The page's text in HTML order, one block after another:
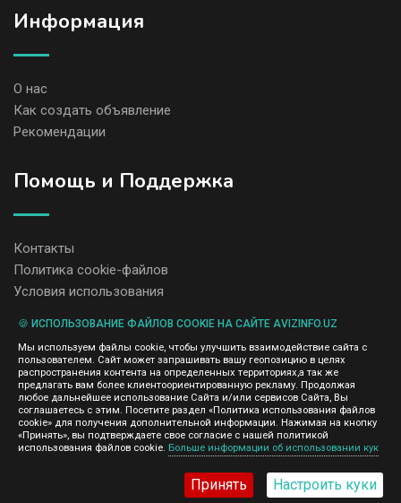
Информация
О нас
Как создать объявление
Рекомендации
Помощь и Поддержка
Контакты
Политика cookie-файлов
Условия использования
содержание размещенных объявлений.
Мы ценим конфиденциальность наших пользователей. Мы не
передаем и не продаем личную информацию зарегистрированных
пользователей AvizInfo.uz третьим лицам. Мы не отвечаем за
правила конфиденциальности сайтов на которые ссылается
AvizInfo.uz. На некоторых страницах нашего сайта представлена
реклама Google Adsense Advertising Network. Чтобы узнать
подробней о правилах конфиденциальности Googleнажмите тут
🍪 ИСПОЛЬЗОВАНИЕ ФАЙЛОВ COOKIE НА САЙТЕ AVIZINFO.UZ
Мы используем файлы cookie, чтобы улучшить взаимодействие сайта с
пользователем. Сайт может запрашивать вашу геопозицию в целях
распространения контента на определенных территориях,а так же
предлагать вам более клиентоориентированную рекламу. Продолжая
любое дальнейшее использование Сайта и/или сервисов Сайта, Вы
соглашаетесь с этим. Посетите раздел «Политика использования файлов
cookie» для получения дополнительной информации. Нажимая на кнопку
«Принять», вы подтверждаете свое согласие с нашей политикой
использования файлов cookie. Больше информации об использовании кук
Принять Настроить куки